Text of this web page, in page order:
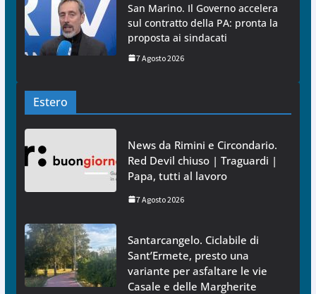
San Marino. Il Governo accelera
sul contratto della PA: pronta la
proposta ai sindacati
7 Agosto 2026
Estero
News da Rimini e Circondario.
Red Devil chiuso | Traguardi |
Papa, tutti al lavoro
7 Agosto 2026
Santarcangelo. Ciclabile di
Sant’Ermete, presto una
variante per asfaltare le vie
Casale e delle Margherite